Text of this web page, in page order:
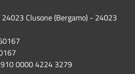
Clusone (Bergamo) - 24023
0000 4224 3279